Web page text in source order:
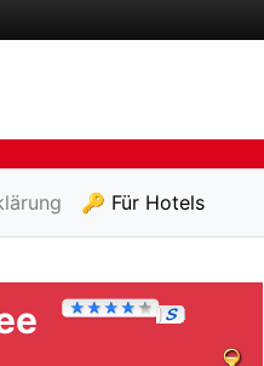
🔑 Für Hotels